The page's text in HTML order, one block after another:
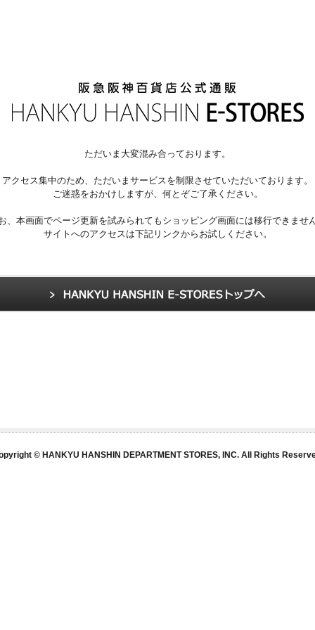
ただいま大変混み合っております。
アクセス集中のため、ただいまサービスを制限させていただいております。
ご迷惑をおかけしますが、何とぞご了承ください。
、本画面でページ更新を試みられてもショッピング画面には移行できませ
サイトへのアクセスは下記リンクからお試しください。
© HANKYU HANSHIN DEPARTMENT STORES, INC. All Rights